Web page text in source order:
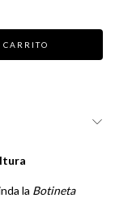
la Botineta